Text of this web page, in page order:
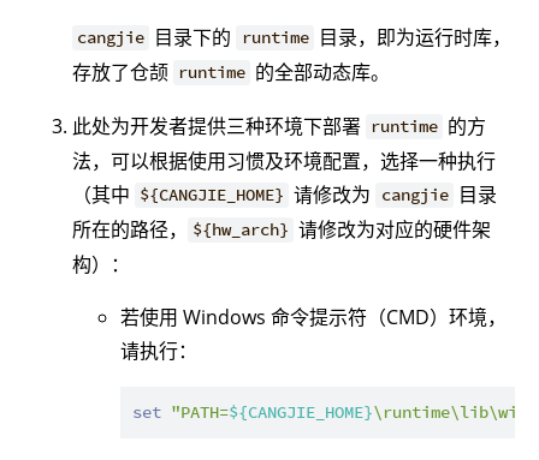
cangjie 目录下的 runtime 目录，即为运行时库，
存放了仓颉 runtime 的全部动态库。
此处为开发者提供三种环境下部署 runtime 的方
法，可以根据使用习惯及环境配置，选择一种执行
（其中 ${CANGJIE_HOME} 请修改为 cangjie 目录
所在的路径，
${hw_arch} 请修改为对应的硬件架
构）：
若使用 Windows 命令提示符（CMD）环境，
请执行：
set "PATH=${CANGJIE_HOME}